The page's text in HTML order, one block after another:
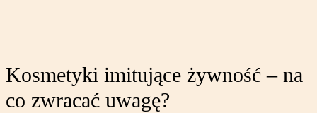
Kosmetyki imitujące żywność – na
co zwracać uwagę?